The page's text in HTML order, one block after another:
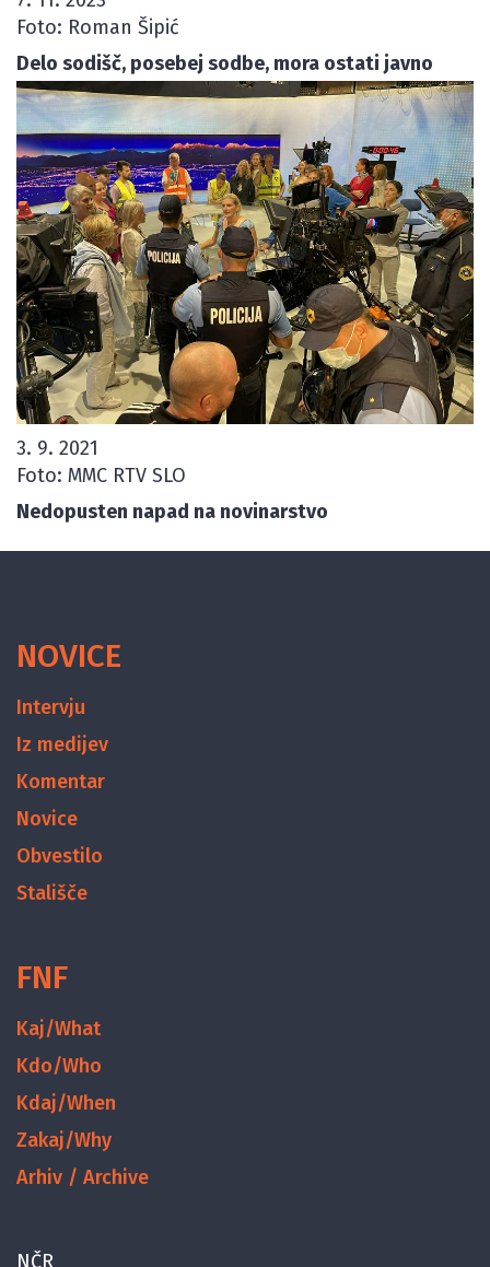
Foto: Roman Šipić
Delo sodišč, posebej sodbe, mora ostati javno
3. 9. 2021
Foto: MMC RTV SLO
Nedopusten napad na novinarstvo
NOVICE
Intervju
Iz medijev
Komentar
Novice
Obvestilo
Stališče
FNF
Kaj/What
Kdo/Who
Kdaj/When
Zakaj/Why
Arhiv / Archive
NČR